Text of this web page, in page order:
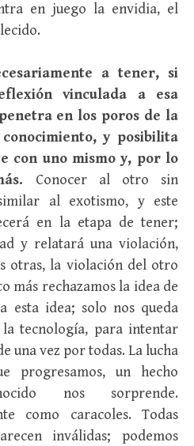
en juego la envidia, el
a tener, si
vinculada a esa
en los poros de la
y posibilita
con uno mismo y, por lo
Conocer al otro sin
al exotismo, y este
en la etapa de tener;
y relatará una violación,
otras, la violación del otro
más rechazamos la idea de
esta idea; solo nos queda
tecnología, para intentar
una vez por todas. La lucha
progresamos, un hecho
nos sorprende.
como caracoles. Todas
inválidas; podemos